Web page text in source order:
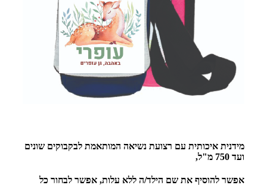
מידנית איכותית עם רצועת נשיאה המותאמת לבקבוקים שונים
ועד 750 מ"ל,
אפשר להוסיף את שם הילד/ה ללא עלות, אפשר לבחור כל